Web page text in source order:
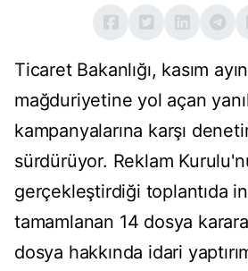
Ticaret Bakanlığı, kasım
mağduriyetine yol açan
kampanyalarına karşı
sürdürüyor. Reklam
gerçekleştirdiği toplantıda
tamamlanan 14 dosya
dosya hakkında idari